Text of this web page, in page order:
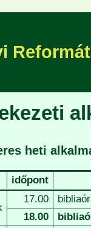
heti
időpont
17.00
18.00